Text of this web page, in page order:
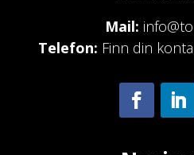
Mail:
Telefon: Finn din